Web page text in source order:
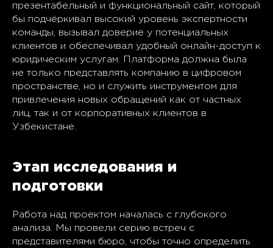
презентабельный и функциональный сайт, который
бы подчёркивал высокий уровень экспертности
команды, вызывал доверие у потенциальных
клиентов и обеспечивал удобный онлайн-доступ к
юридическим услугам. Платформа должна была
не только представлять компанию в цифровом
пространстве, но и служить инструментом для
привлечения новых обращений как от частных
лиц, так и от корпоративных клиентов в
Узбекистане.
Этап исследования и
подготовки
Работа над проектом началась с глубокого
анализа. Мы провели серию встреч с
представителями бюро, чтобы точно определить